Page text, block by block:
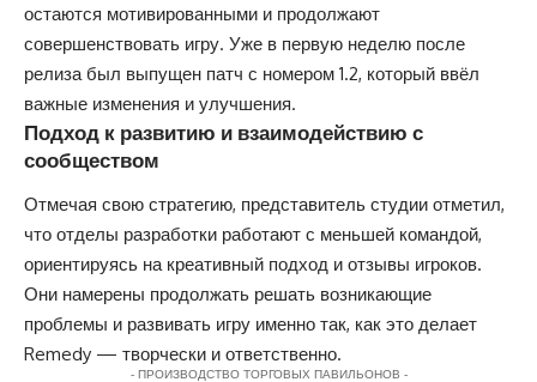
остаются мотивированными и продолжают
совершенствовать игру. Уже в первую неделю после
релиза был выпущен патч с номером 1.2, который ввёл
важные изменения и улучшения.
Подход к развитию и взаимодействию с
сообществом
Отмечая свою стратегию, представитель студии отметил,
что отделы разработки работают с меньшей командой,
ориентируясь на креативный подход и отзывы игроков.
Они намерены продолжать решать возникающие
проблемы и развивать игру именно так, как это делает
Remedy — творчески и ответственно.
- ПРОИЗВОДСТВО ТОРГОВЫХ ПАВИЛЬОНОВ -